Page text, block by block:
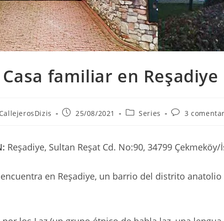
Casa familiar en Reşadiye
CallejerosDizis
Publicación
25/08/2021
Categoría
Series
Comentarios
3
Reşadiye, Sultan Reşat Cd. No:90, 34799
encuentra en Reşadiye, un barrio del distrito anatolio